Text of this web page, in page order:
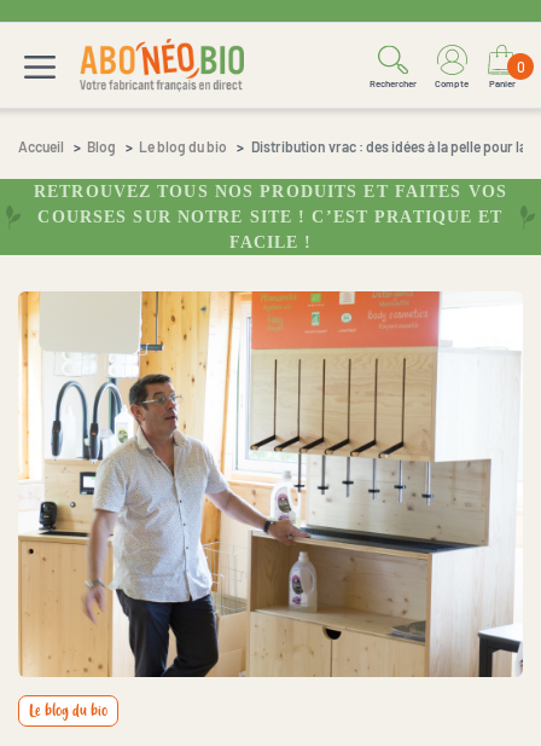
Rechercher Compte
0
Panier
Accueil Blog Le blog du bio Distribution vrac : des idées à la pelle pour la
RETROUVEZ TOUS NOS PRODUITS ET FAITES VOS
COURSES SUR NOTRE SITE ! C’EST PRATIQUE ET
FACILE !
Le blog du bio